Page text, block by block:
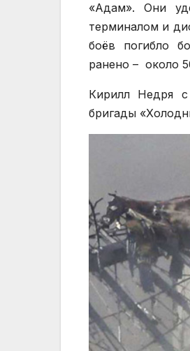
«Адам». Они
терминалом и
боёв погибло
ранено – около
Кирилл Недря
бригады